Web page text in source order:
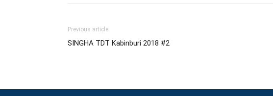
Previous article
SINGHA TDT Kabinburi 2018 #2